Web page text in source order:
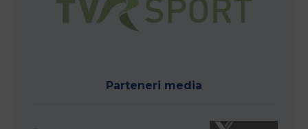
Parteneri media